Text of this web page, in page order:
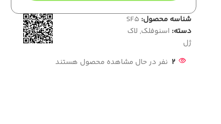
شناسه محصول: SF5
دسته: اسنوفلک, لاک
ژل
2 نفر در حال مشاهده محصول هستند